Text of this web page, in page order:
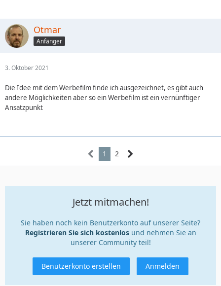
Otmar
Anfänger
3. Oktober 2021
Die Idee mit dem Werbefilm finde ich ausgezeichnet, es gibt auch
andere Möglichkeiten aber so ein Werbefilm ist ein vernünftiger
Ansatzpunkt
1 2
Jetzt mitmachen!
Sie haben noch kein Benutzerkonto auf unserer Seite?
Registrieren Sie sich kostenlosund nehmen Sie an
unserer Community teil!
Benutzerkonto erstellen Anmelden